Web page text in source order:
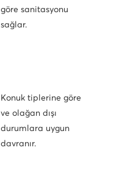
göre sanitasyonu
sağlar.
Konuk tiplerine göre
ve olağan dışı
durumlara uygun
davranır.